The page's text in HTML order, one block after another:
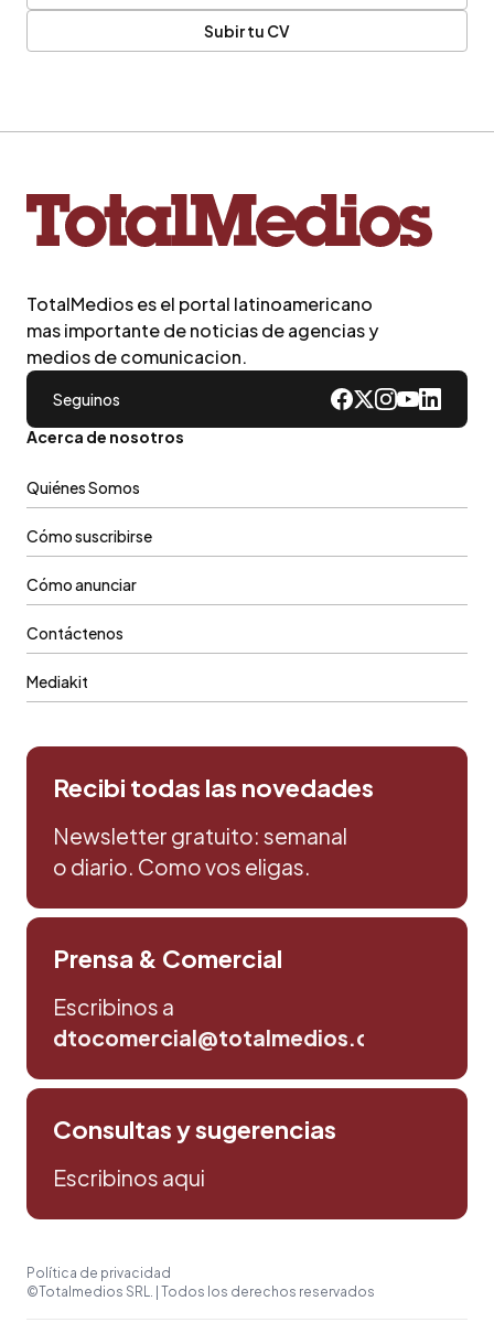
Subir tu CV
TotalMedios es el portal latinoamericano
mas importante de noticias de agencias y
medios de comunicacion.
Seguinos
Acerca de nosotros
Quiénes Somos
Cómo suscribirse
Cómo anunciar
Contáctenos
Mediakit
Recibi todas las novedades
Newsletter gratuito: semanal
o diario. Como vos eligas.
Prensa & Comercial
Escribinos a
dtocomercial@totalmedios.com
Consultas y sugerencias
Escribinos aqui
Política de privacidad
©Totalmedios SRL. | Todos los derechos reservados